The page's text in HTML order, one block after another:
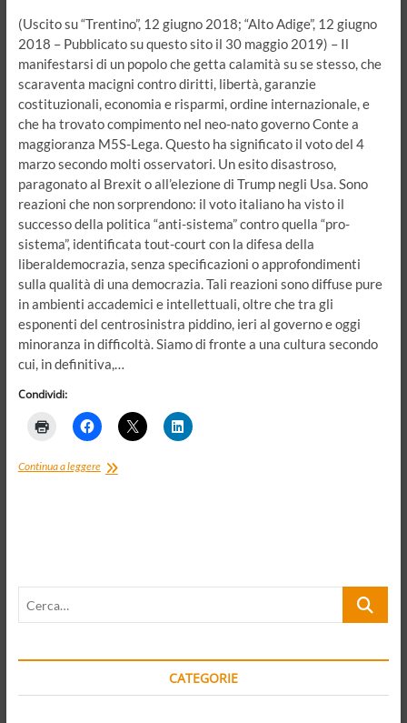
(Uscito su “Trentino”, 12 giugno 2018; “Alto Adige”, 12 giugno
2018 – Pubblicato su questo sito il 30 maggio 2019) – Il
manifestarsi di un popolo che getta calamità su se stesso, che
scaraventa macigni contro diritti, libertà, garanzie
costituzionali, economia e risparmi, ordine internazionale, e
che ha trovato compimento nel neo-nato governo Conte a
maggioranza M5S-Lega. Questo ha significato il voto del 4
marzo secondo molti osservatori. Un esito disastroso,
paragonato al Brexit o all’elezione di Trump negli Usa. Sono
reazioni che non sorprendono: il voto italiano ha visto il
successo della politica “anti-sistema” contro quella “pro-
sistema”, identificata tout-court con la difesa della
liberaldemocrazia, senza specificazioni o approfondimenti
sulla qualità di una democrazia. Tali reazioni sono diffuse pure
in ambienti accademici e intellettuali, oltre che tra gli
esponenti del centrosinistra piddino, ieri al governo e oggi
minoranza in difficoltà. Siamo di fronte a una cultura secondo
cui, in definitiva,…
Condividi:
Continua a leggereAllarme
Cerca…
CATEGORIE